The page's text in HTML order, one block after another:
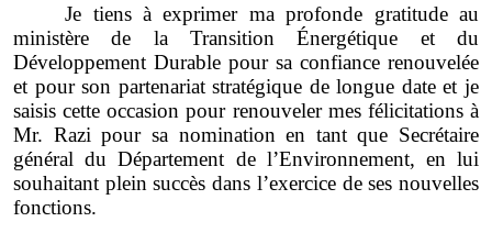
Je tiens à exprimer ma profonde gratitude au
ministère de la Transition Énergétique et du
Développement Durable pour sa confiance renouvelée
et pour son partenariat stratégique de longue date et je
saisis cette occasion pour renouveler mes félicitations à
Mr. Razi pour sa nomination en tant que Secrétaire
général du Département de l’Environnement, en lui
souhaitant plein succès dans l’exercice de ses nouvelles
fonctions.